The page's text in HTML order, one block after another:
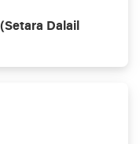
Dalail